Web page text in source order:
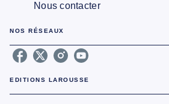
Nous contacter
NOS RÉSEAUX
EDITIONS LAROUSSE